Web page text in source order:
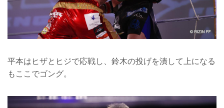
平本はヒザとヒジで応戦し、鈴木の投げを潰して上になる
もここでゴング。